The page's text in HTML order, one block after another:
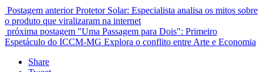
Postagem anterior Protetor Solar: Especialista analisa os mitos sobre
o produto que viralizaram na internet
próxima postagem "Uma Passagem para Dois": Primeiro
Espetáculo do ICCM-MG Explora o conflito entre Arte e Economia
Share